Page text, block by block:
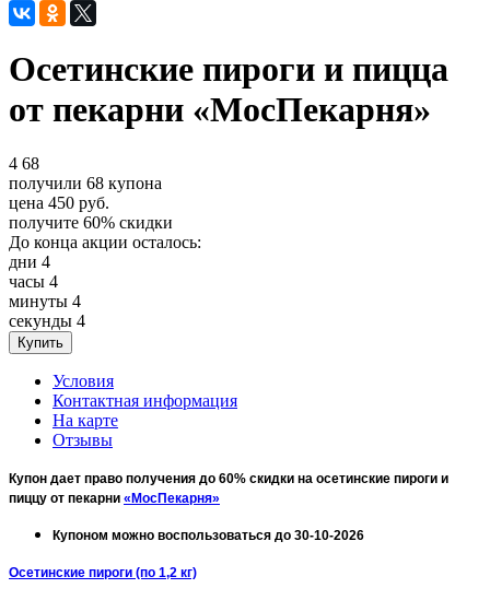
Осетинские пироги и пицца
от пекарни «МосПекарня»
4 68
получили 68 купона
цена 450 руб.
получите 60% скидки
До конца акции осталось:
дни 4
часы 4
минуты 4
секунды 4
Условия
Контактная информация
На карте
Отзывы
Купон дает право получения до 60% скидки на осетинские пироги и
пиццу от пекарни «МосПекарня»
Купоном можно воспользоваться до 30-10-2026
Осетинские пироги (по 1,2 кг)